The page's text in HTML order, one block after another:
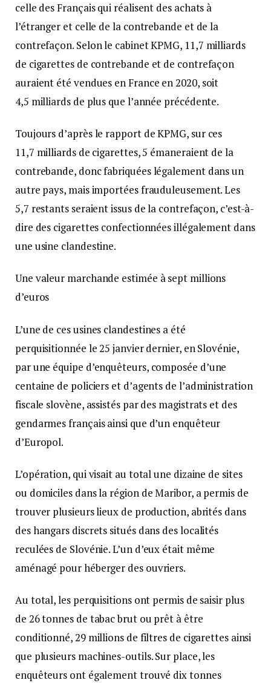
celle des Français qui réalisent des achats à
l’étranger et celle de la contrebande et de la
contrefaçon. Selon le cabinet KPMG, 11,7 milliards
de cigarettes de contrebande et de contrefaçon
auraient été vendues en France en 2020, soit
4,5 milliards de plus que l’année précédente.
Toujours d’après le rapport de KPMG, sur ces
11,7 milliards de cigarettes, 5 émaneraient de la
contrebande, donc fabriquées légalement dans un
autre pays, mais importées frauduleusement. Les
5,7 restants seraient issus de la contrefaçon, c’est-à-
dire des cigarettes confectionnées illégalement dans
une usine clandestine.
Une valeur marchande estimée à sept millions
d’euros
L’une de ces usines clandestines a été
perquisitionnée le 25 janvier dernier, en Slovénie,
par une équipe d’enquêteurs, composée d’une
centaine de policiers et d’agents de l’administration
fiscale slovène, assistés par des magistrats et des
gendarmes français ainsi que d’un enquêteur
d’Europol.
L’opération, qui visait au total une dizaine de sites
ou domiciles dans la région de Maribor, a permis de
trouver plusieurs lieux de production, abrités dans
des hangars discrets situés dans des localités
reculées de Slovénie. L’un d’eux était même
aménagé pour héberger des ouvriers.
Au total, les perquisitions ont permis de saisir plus
de 26 tonnes de tabac brut ou prêt à être
conditionné, 29 millions de filtres de cigarettes ainsi
que plusieurs machines-outils. Sur place, les
enquêteurs ont également trouvé dix tonnes